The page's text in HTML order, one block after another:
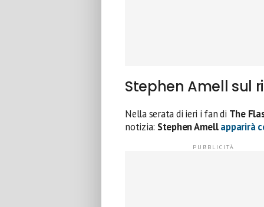
Stephen Amell sul
Nella serata di ieri i fan di The
notizia: Stephen Amell apparirà